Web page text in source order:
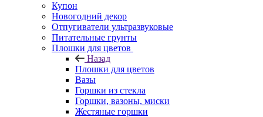
Купон
Новогодний декор
Отпугиватели ультразвуковые
Питательные грунты
Плошки для цветов
Назад
Плошки для цветов
Вазы
Горшки из стекла
Горшки, вазоны, миски
Жестяные горшки